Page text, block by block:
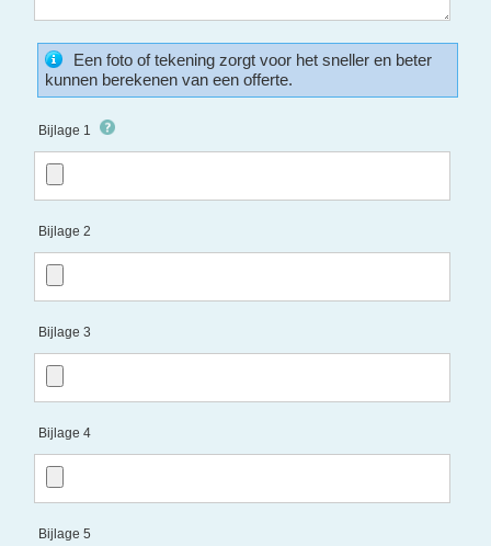
Een foto of tekening zorgt voor het sneller en beter
kunnen berekenen van een offerte.
Bijlage 1
Bijlage 2
Bijlage 3
Bijlage 4
Bijlage 5